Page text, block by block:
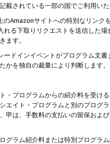
載されている一部の国でご利用い
Amazonサイトへの特別なリン
れる下取りリクエストを送信した
ます。
ードインイベントがプログラム文
かを独自の裁量により判断します。
・プログラムからの紹介料を受け
エイト・プログラムと別のプログ
甲は、手数料の支払いの留保およ
グラム紹介料または特別プログラ